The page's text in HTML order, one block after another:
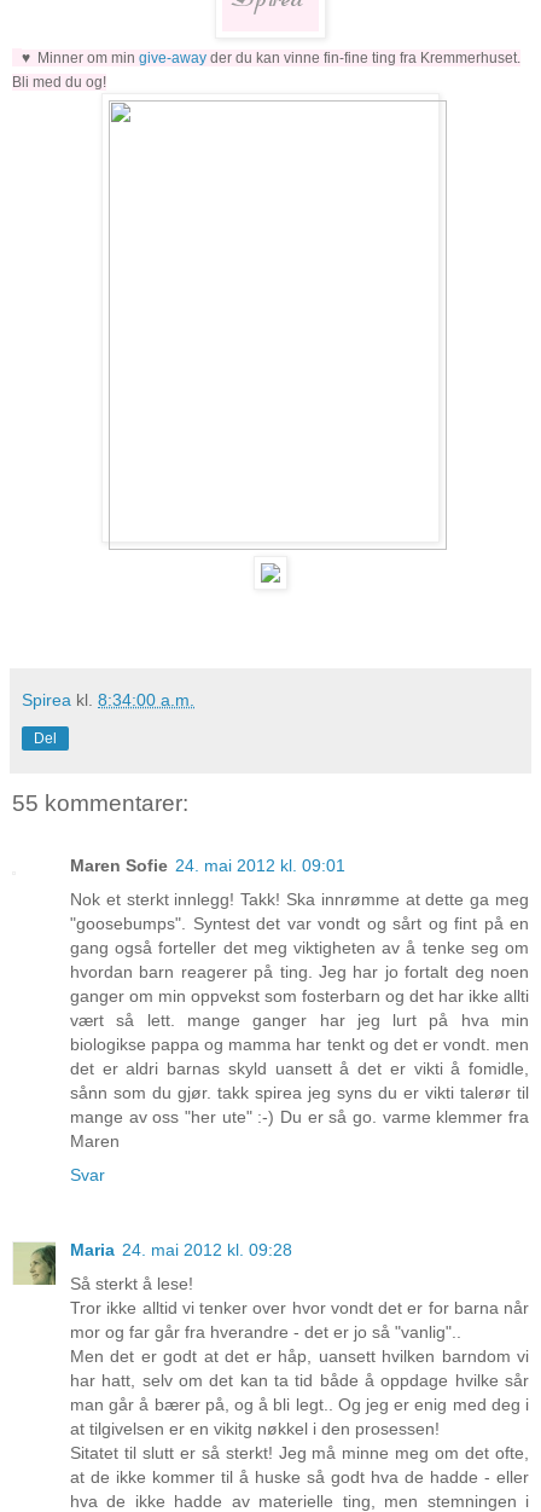
♥ Minner om min give-away der du kan vinne fin-fine ting fra Kremmerhuset.
Bli med du og!
Spirea kl. 8:34:00 a.m.
Del
55 kommentarer:
Maren Sofie 24. mai 2012 kl. 09:01
Nok et sterkt innlegg! Takk! Ska innrømme at dette ga meg
"goosebumps". Syntest det var vondt og sårt og fint på en
gang også forteller det meg viktigheten av å tenke seg om
hvordan barn reagerer på ting. Jeg har jo fortalt deg noen
ganger om min oppvekst som fosterbarn og det har ikke allti
vært så lett. mange ganger har jeg lurt på hva min
biologikse pappa og mamma har tenkt og det er vondt. men
det er aldri barnas skyld uansett å det er vikti å fomidle,
sånn som du gjør. takk spirea jeg syns du er vikti talerør til
mange av oss "her ute" :-) Du er så go. varme klemmer fra
Maren
Svar
Maria 24. mai 2012 kl. 09:28
Så sterkt å lese!
Tror ikke alltid vi tenker over hvor vondt det er for barna når
mor og far går fra hverandre - det er jo så "vanlig"..
Men det er godt at det er håp, uansett hvilken barndom vi
har hatt, selv om det kan ta tid både å oppdage hvilke sår
man går å bærer på, og å bli legt.. Og jeg er enig med deg i
at tilgivelsen er en vikitg nøkkel i den prosessen!
Sitatet til slutt er så sterkt! Jeg må minne meg om det ofte,
at de ikke kommer til å huske så godt hva de hadde - eller
hva de ikke hadde av materielle ting, men stemningen i